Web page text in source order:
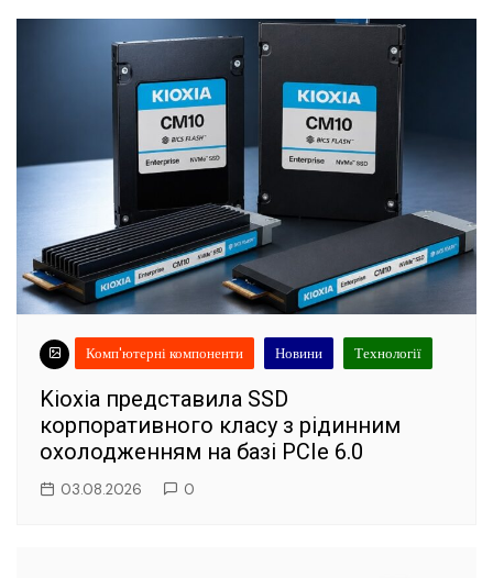
Комп'ютерні компоненти Новини Технології
Kioxia представила SSD
корпоративного класу з рідинним
охолодженням на базі PCIe 6.0
03.08.2026 0